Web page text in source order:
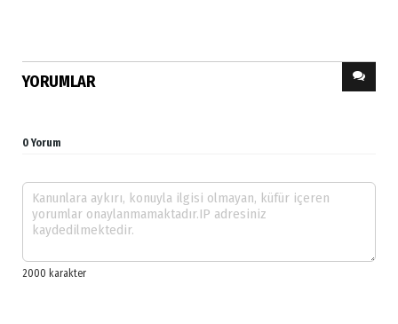
YORUMLAR
0 Yorum